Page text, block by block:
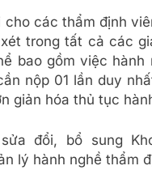
các thẩm định
trong tất cả các
bao gồm việc
nộp 01 lần duy
giản hóa thủ tục
sửa đổi, bổ sung
lý hành nghề thẩm